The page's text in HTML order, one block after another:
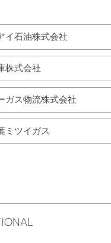
イ石油株式会社
株式会社
ガス物流株式会社
ミツイガス